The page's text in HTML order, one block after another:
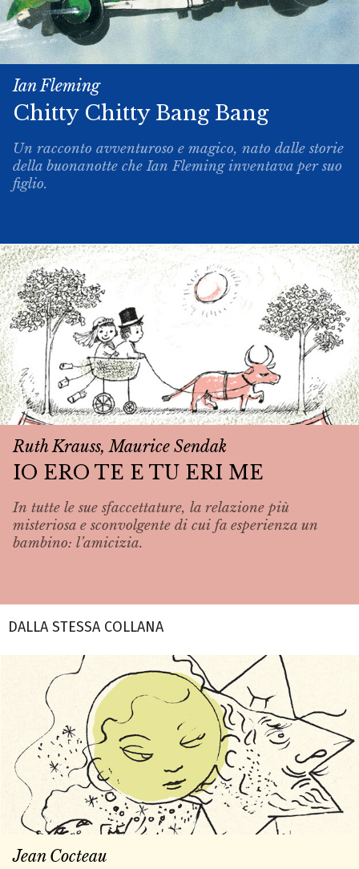
Ian Fleming
Chitty­ Chitty ­Bang ­Bang
Un racconto avventuroso e magico, nato dalle storie
della buonanotte che Ian Fleming inventava per suo
figlio.
Ruth Krauss, Maurice Sendak
IO ERO TE E TU ERI ME
In tutte le sue sfaccettature, la relazione più
misteriosa e sconvolgente di cui fa esperienza un
bambino: l’amicizia.
DALLA STESSA COLLANA
Jean Cocteau